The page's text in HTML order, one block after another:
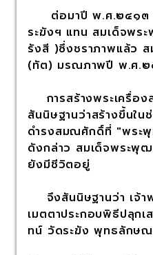
ต่อมาปี พ.ศ.๒๔๑๓ ไ
ระฆังฯ แทน สมเด็จพร
รังสี )ซึ่งชราภาพแล้ว
(ทัต) มรณภาพปี พ.ศ.๒
การสร้างพระเครื่อง
สันนิษฐานว่าสร้างขึ้น
ดำรงสมณศักดิ์ที่ "พระ
ดังกล่าว สมเด็จพระพุ
ยังมีชีวิตอยู่
จึงสันนิษฐานว่า เจ้า
เมตตาประกอบพิธีปลุก
ทน์ วัดระฆัง พุทธลักษณ